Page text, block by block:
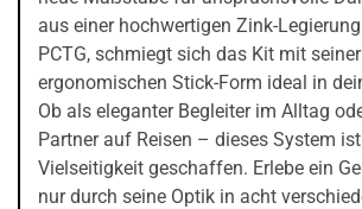
aus einer hochwertigen Zink-
PCTG, schmiegt sich das Kit mit seiner
ergonomischen Stick-Form ideal in
Ob als eleganter Begleiter im Alltag
Partner auf Reisen – dieses System
Vielseitigkeit geschaffen. Erlebe ein
nur durch seine Optik in acht